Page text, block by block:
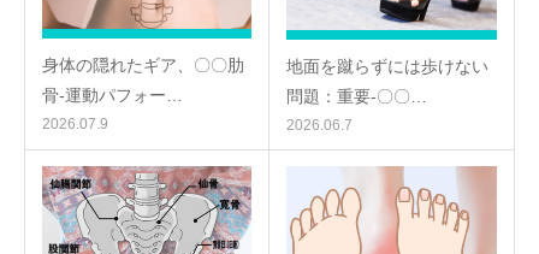
身体の隠れたギア、〇〇肋
骨-運動パフォー…
2026.07.9
地面を蹴らずには歩けない
問題：重要-〇〇…
2026.06.7